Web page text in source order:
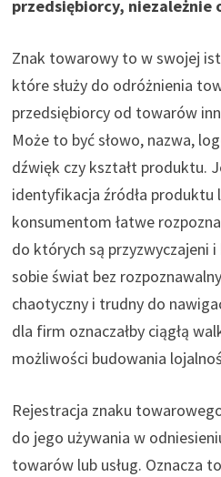
przedsiębiorcy, niezależnie
Znak towarowy to w swojej
które służy do odróżnienia
przedsiębiorcy od towarów
Może to być słowo, nazwa,
dźwięk czy kształt produktu.
identyfikacja źródła produktu
konsumentom łatwe
do których są przyzwyczajeni
sobie świat bez
chaotyczny i trudny do
dla firm oznaczałby ciągłą
możliwości budowania
Rejestracja znaku
do jego używania w
towarów lub usług. Oznacza